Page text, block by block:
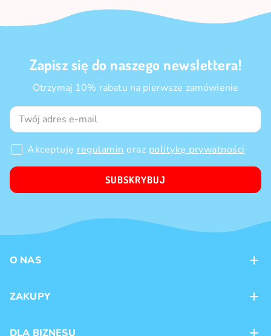
Zapisz się do naszego newslettera!
Otrzymaj 10% rabatu na pierwsze zamówienie
Akceptuję regulamin oraz politykę prywatności
SUBSKRYBUJ
O NAS
Sklepy
ZAKUPY
DLA BIZNESU